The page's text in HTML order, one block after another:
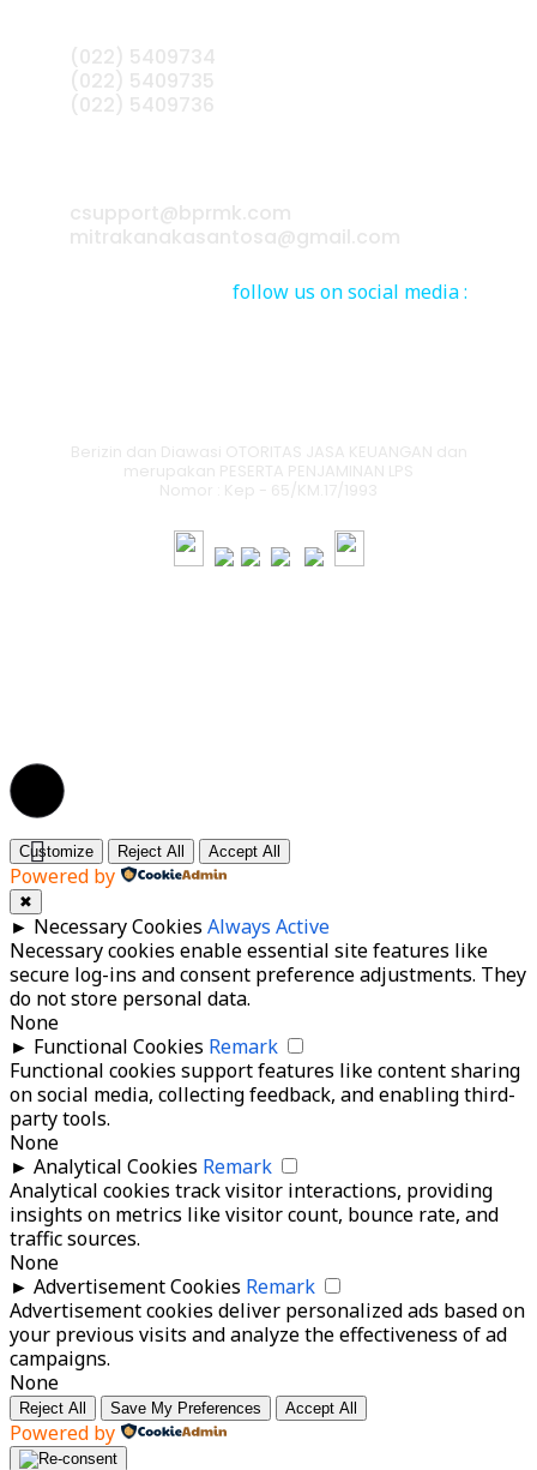
(022) 5409734
(022) 5409735
(022) 5409736
csupport@bprmk.com
mitrakanakasantosa@gmail.com
follow us on social media :
Berizin dan Diawasi OTORITAS JASA KEUANGAN dan
merupakan PESERTA PENJAMINAN LPS
Nomor : Kep - 65/KM.17/1993
Customize Reject All Accept All
Powered by
✖
► Necessary Cookies Always Active
Necessary cookies enable essential site features like
secure log-ins and consent preference adjustments. They
do not store personal data.
None
► Functional Cookies Remark
Functional cookies support features like content sharing
on social media, collecting feedback, and enabling third-
party tools.
None
► Analytical Cookies Remark
Analytical cookies track visitor interactions, providing
insights on metrics like visitor count, bounce rate, and
traffic sources.
None
► Advertisement Cookies Remark
Advertisement cookies deliver personalized ads based on
your previous visits and analyze the effectiveness of ad
campaigns.
None
Reject All Save My Preferences Accept All
Powered by